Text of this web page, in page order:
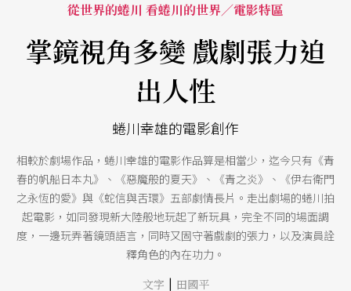
從世界的蜷川 看蜷川的世界／電影特區
掌鏡視角多變 戲劇張力迫
出人性
蜷川幸雄的電影創作
相較於劇場作品，蜷川幸雄的電影作品算是相當少，迄今只有《青
春的帆船日本丸》、《惡魔般的夏天》、《青之炎》、《伊右衛門
之永恆的愛》與《蛇信與舌環》五部劇情長片。走出劇場的蜷川拍
起電影，如同發現新大陸般地玩起了新玩具，完全不同的場面調
度，一邊玩弄著鏡頭語言，同時又固守著戲劇的張力，以及演員詮
釋角色的內在功力。
文字 | 田國平